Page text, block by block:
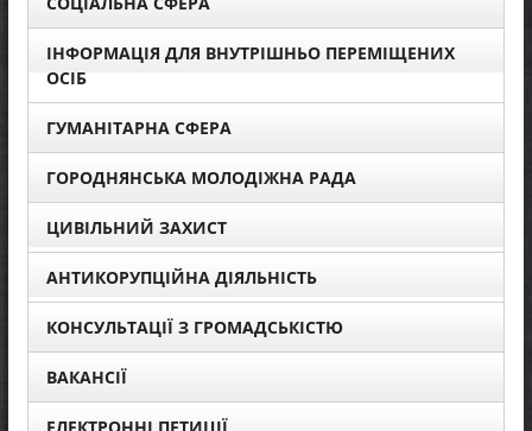
ІНФОРМАЦІЯ ДЛЯ ВНУТРІШНЬО ПЕРЕМІЩЕНИХ
ОСІБ
ГУМАНІТАРНА СФЕРА
ГОРОДНЯНСЬКА МОЛОДІЖНА РАДА
ЦИВІЛЬНИЙ ЗАХИСТ
АНТИКОРУПЦІЙНА ДІЯЛЬНІСТЬ
КОНСУЛЬТАЦІЇ З ГРОМАДСЬКІСТЮ
ВАКАНСІЇ